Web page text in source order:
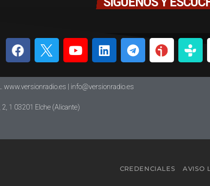
www.versionradio.es | info@versionradio.es
2, 1 03201 Elche (Alicante)
CREDENCIALES AVISO